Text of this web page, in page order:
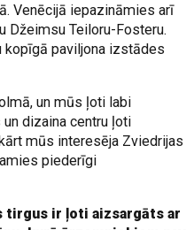
Venēcijā iepazināmies arī
Džeimsu Teiloru-Fosteru.
kopīgā paviljona izstādes
un mūs ļoti labi
dizaina centru ļoti
mūs interesēja Zviedrijas
piederīgi
tirgus ir ļoti aizsargāts ar